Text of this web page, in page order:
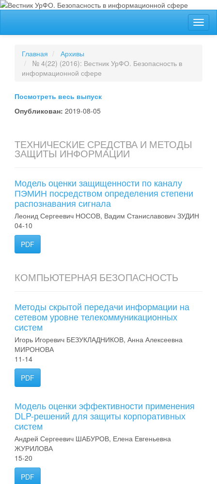
##plugins.themes.bootstrap3.accessible_menu.main_content##
Главная
Архивы
№ 4(22) (2016): Вестник УрФО. Безопасность в
информационной сфере
Посмотреть весь выпуск
Опубликован: 2019-08-05
ТЕХНИЧЕСКИЕ СРЕДСТВА И МЕТОДЫ
ЗАЩИТЫ ИНФОРМАЦИИ
Модель оценки защищенности по каналу
ПЭМИН посредством определения степени
распознавания сигнала
Леонид Сергеевич НОСОВ, Вадим Станиславович ЗУДИН
04-10
PDF
КОМПЬЮТЕРНАЯ БЕЗОПАСНОСТЬ
Методы скрытой передачи информации на
сетевом уровне телекоммуникационных
систем
Игорь Игоревич БЕЗУКЛАДНИКОВ, Анна Алексеевна
МИРОНОВА
11-14
PDF
Модель оценки эффективности применения
DLP-решений для защиты корпоративных
систем
Андрей Сергеевич ШАБУРОВ, Елена Евгеньевна
ЖУРИЛОВА
15-20
PDF